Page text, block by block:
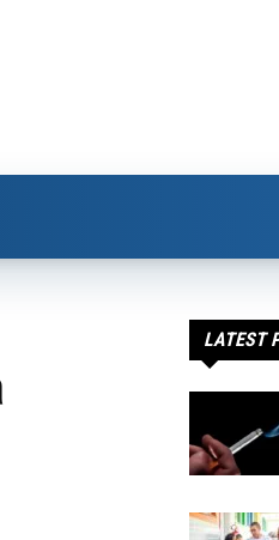
LATEST